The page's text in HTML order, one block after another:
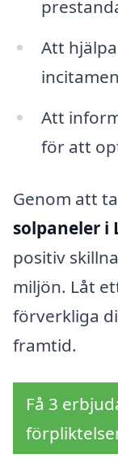
Att
Att
för att
Genom att
solpaneler i
positiv
miljön. Låt
förverkliga
framtid.
Få 3